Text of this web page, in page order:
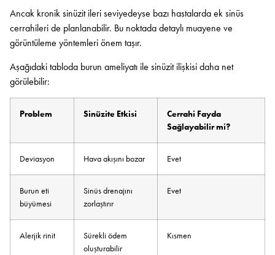
Ancak kronik sinüzit ileri seviyedeyse bazı hastalarda ek sinüs
cerrahileri de planlanabilir. Bu noktada detaylı muayene ve
görüntüleme yöntemleri önem taşır.
Aşağıdaki tabloda burun ameliyatı ile sinüzit ilişkisi daha net
görülebilir:
Problem Sinüzite Etkisi
Cerrahi Fayda
Sağlayabilir mi?
Deviasyon Hava akışını bozar Evet
Burun eti
büyümesi
Sinüs drenajını
zorlaştırır
Evet
Alerjik rinit
Sürekli ödem
oluşturabilir
Kısmen